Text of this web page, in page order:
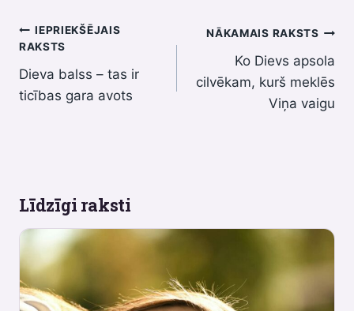
Ziņu
izvēlne
IEPRIEKŠĒJAIS
RAKSTS
Dieva balss – tas ir
ticības gara avots
NĀKAMAIS RAKSTS
Ko Dievs apsola
cilvēkam, kurš meklēs
Viņa vaigu
Līdzīgi raksti